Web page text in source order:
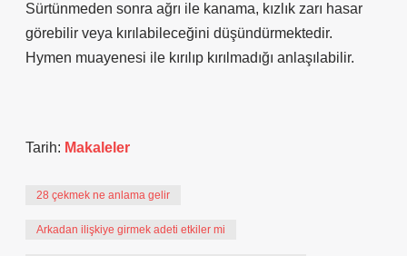
Sürtünmeden sonra ağrı ile kanama, kızlık zarı hasar
görebilir veya kırılabileceğini düşündürmektedir.
Hymen muayenesi ile kırılıp kırılmadığı anlaşılabilir.
Tarih: Makaleler
28 çekmek ne anlama gelir
Arkadan ilişkiye girmek adeti etkiler mi